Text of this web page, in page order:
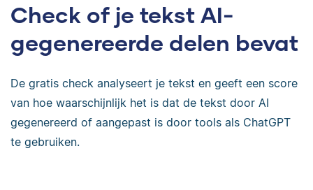
Check of je tekst AI-
gegenereerde delen bevat
De gratis check analyseert je tekst en geeft een score
van hoe waarschijnlijk het is dat de tekst door AI
gegenereerd of aangepast is door tools als ChatGPT
te gebruiken.